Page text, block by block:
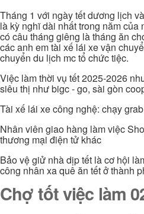
Tháng 1 với ngày tết dương lịch
là kỳ nghĩ dài nhất trong năm
có câu tháng giêng là tháng ăn
các anh em tài xế lái xe vận
chuyển du lịch mc tổ chức tiệc.
Việc làm thời vụ tết 2025-2026
siêu thị như bigc - go, sài gòn
Tài xế lái xe công nghệ: chạy
Nhân viên giao hàng làm việc
thương mại điện tử khác
Bảo vệ giử nhà dịp tết là cơ hội
công nhân xa quê ăn tết ở thành
Chợ tốt việc làm